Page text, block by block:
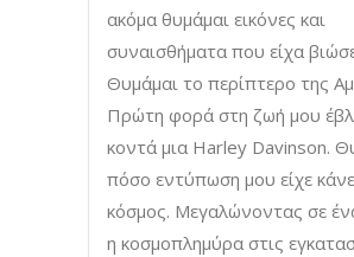
ακόμα θυμάμαι εικόνες και
συναισθήματα που είχα
Θυμάμαι το περίπτερο της
Πρώτη φορά στη ζωή μου
κοντά μια Harley Davinson.
πόσο εντύπωση μου είχε
κόσμος. Μεγαλώνοντας σε
η κοσμοπλημύρα στις